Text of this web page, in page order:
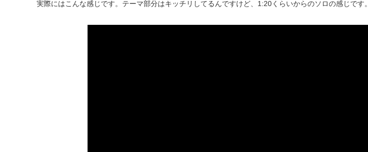
実際にはこんな感じです。テーマ部分はキッチリしてるんですけど、1:20くらいからのソロの感じです。